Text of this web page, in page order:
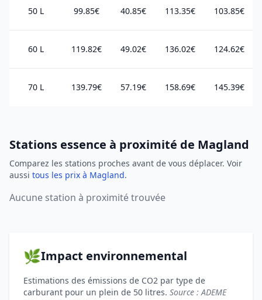
50 L 99.85€ 40.85€ 113.35€ 103.85€
60 L 119.82€ 49.02€ 136.02€ 124.62€
70 L 139.79€ 57.19€ 158.69€ 145.39€
Stations essence à proximité de Magland
Comparez les stations proches avant de vous déplacer. Voir
aussi tous les prix à Magland.
Aucune station à proximité trouvée
🌿Impact environnemental
Estimations des émissions de CO2 par type de
carburant pour un plein de 50 litres. Source : ADEME